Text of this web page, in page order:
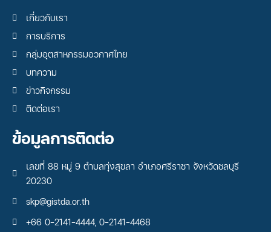
เกี่ยวกับเรา
การบริการ
กลุ่มอุตสาหกรรมอวกาศไทย
บทความ
ข่าวกิจกรรม
ติดต่อเรา
ข้อมูลการติดต่อ
เลขที่ 88 หมู่ 9 ตำบลทุ่งสุขลา อำเภอศรีราชา จังหวัดชลบุรี
20230
skp@gistda.or.th
+66 0-2141-4444, 0-2141-4468